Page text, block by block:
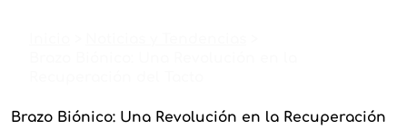
Brazo Biónico: Una Revolución en la Recuperación